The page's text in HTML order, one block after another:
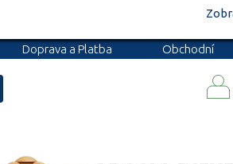
Doprava a Platba
Obchodní